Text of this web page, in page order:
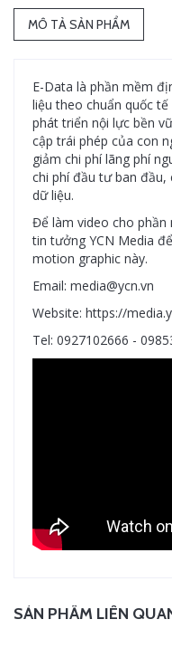
MÔ TẢ SẢN PHẨM
E-Data là phần mềm
liệu theo chuẩn quốc
phát triển nội lực bền
cập trái phép của con
giảm chi phí lãng phí
chi phí đầu tư ban đầu,
dữ liệu.
Để làm video cho
tin tưởng YCN Media
motion graphic này.
Email: media@ycn.vn
Website: https://
Tel: 0927102666 -
SẢN PHẨM LIÊN